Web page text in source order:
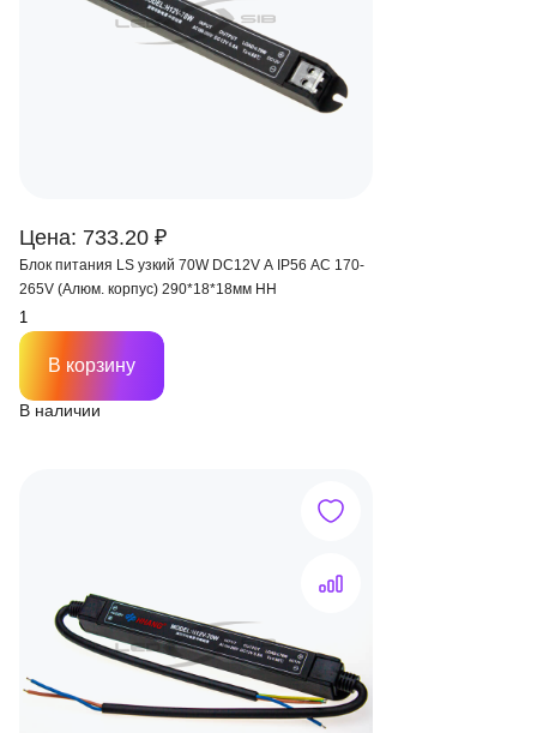
Цена: 733.20 ₽
Блок питания LS узкий 70W DC12V A IP56 AC 170-
265V (Алюм. корпус) 290*18*18мм HH
В наличии
В корзину